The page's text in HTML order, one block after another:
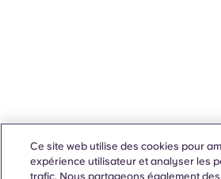
Ce site web utilise des cookies pour
expérience utilisateur et analyser les
trafic. Nous partageons également